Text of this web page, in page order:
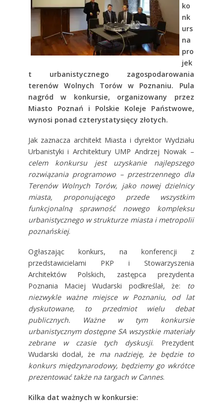
ko
nk
urs
na
pro
jek
t urbanistycznego zagospodarowania
terenów Wolnych Torów w Poznaniu. Pula
nagród w konkursie, organizowany przez
Miasto Poznań i Polskie Koleje Państwowe,
wynosi ponad czterystatysięcy złotych.
Jak zaznacza architekt Miasta i dyrektor Wydziału
Urbanistyki i Architektury UMP Andrzej Nowak –
celem konkursu jest uzyskanie najlepszego
rozwiązania programowo – przestrzennego dla
Terenów Wolnych Torów, jako nowej dzielnicy
miasta, proponującego przede wszystkim
funkcjonalną sprawność nowego kompleksu
urbanistycznego w strukturze miasta i metropolii
poznańskiej.
Ogłaszając konkurs, na konferencji z
przedstawicielami PKP i Stowarzyszenia
Architektów Polskich, zastępca prezydenta
Poznania Maciej Wudarski podkreślał, że: to
niezwykle ważne miejsce w Poznaniu, od lat
dyskutowane, to przedmiot wielu debat
publicznych. Ważne w tym konkursie
urbanistycznym dostępne SA wszystkie materiały
zebrane w czasie tych dyskusji. Prezydent
Wudarski dodał, że ma nadzieję, że będzie to
konkurs międzynarodowy, będziemy go wkrótce
prezentować także na targach w Cannes.
Kilka dat ważnych w konkursie: